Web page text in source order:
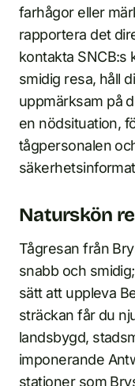
farhågor eller
rapportera det
kontakta SNCB:s
smidig resa, håll
uppmärksam på
en nödsituation,
tågpersonalen
Naturskön
Tågresan från
snabb och
sätt att uppleva
sträckan får du
landsbygd,
imponerande
stationer som